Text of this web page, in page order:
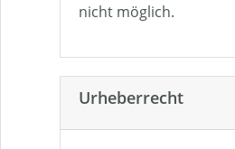
nicht möglich.
Urheberrecht